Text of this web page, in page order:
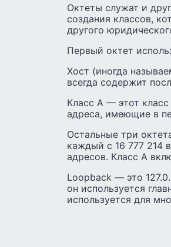
Октеты служат и
создания классов,
другого
Первый октет
Хост (иногда
всегда содержит
Класс А — этот
адреса, имеющие в
Остальные три
каждый с 16 777 214
адресов. Класс A
Loopback — это
он используется
используется для